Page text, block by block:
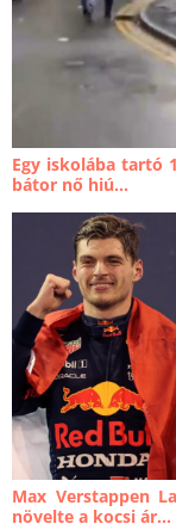
Egy iskolába tartó
bátor nő hiú...
Max Verstappen
növelte a kocsi ár...